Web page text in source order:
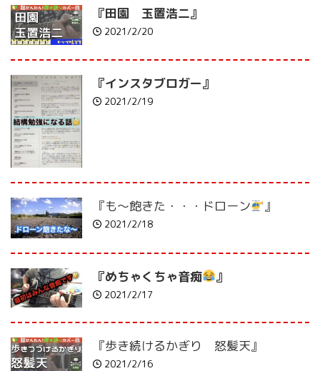
『田園 玉置浩二』
2021/2/20
『インスタブロガー』
2021/2/19
『も～飽きた・・・ドローン 』
2021/2/18
『めちゃくちゃ音痴 』
2021/2/17
『歩き続けるかぎり 怒髪天』
2021/2/16